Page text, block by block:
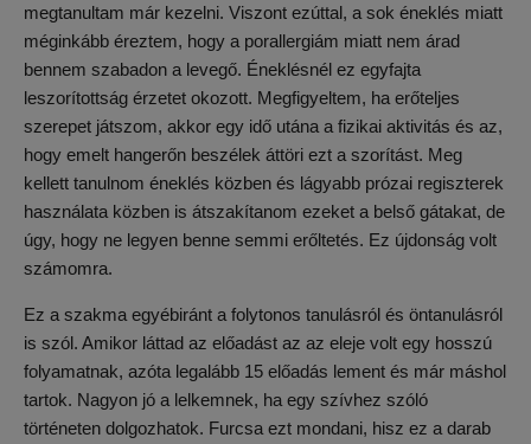
megtanultam már kezelni. Viszont ezúttal, a sok éneklés miatt
méginkább éreztem, hogy a porallergiám miatt nem árad
bennem szabadon a levegő. Éneklésnél ez egyfajta
leszorítottság érzetet okozott. Megfigyeltem, ha erőteljes
szerepet játszom, akkor egy idő utána a fizikai aktivitás és az,
hogy emelt hangerőn beszélek áttöri ezt a szorítást. Meg
kellett tanulnom éneklés közben és lágyabb prózai regiszterek
használata közben is átszakítanom ezeket a belső gátakat, de
úgy, hogy ne legyen benne semmi erőltetés. Ez újdonság volt
számomra.
Ez a szakma egyébiránt a folytonos tanulásról és öntanulásról
is szól. Amikor láttad az előadást az az eleje volt egy hosszú
folyamatnak, azóta legalább 15 előadás lement és már máshol
tartok. Nagyon jó a lelkemnek, ha egy szívhez szóló
történeten dolgozhatok. Furcsa ezt mondani, hisz ez a darab